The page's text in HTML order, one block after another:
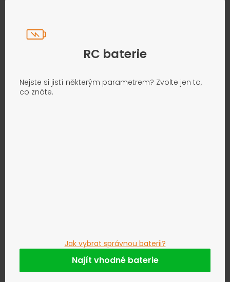
RC baterie
Nejste si jistí některým parametrem? Zvolte jen to,
co znáte.
Jak vybrat správnou baterii?
Najít vhodné baterie